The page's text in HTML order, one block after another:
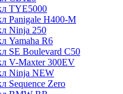
TYE5000
Panigale H400-M
Ninja 250
Yamaha R6
SE Boulevard C50
V-Maxter 300EV
Ninja NEW
Sequence Zero